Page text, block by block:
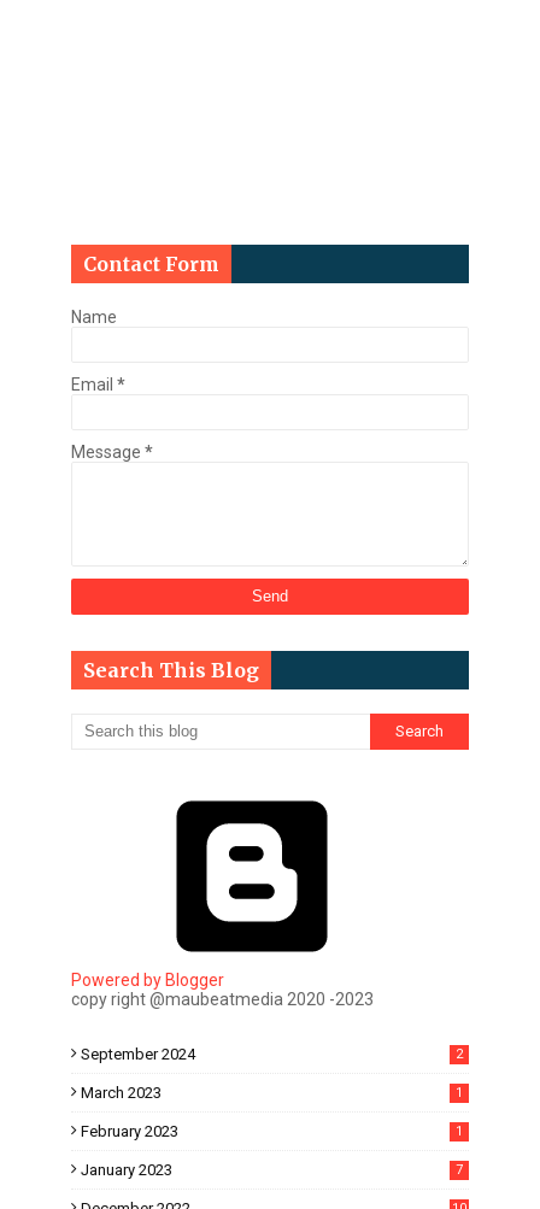
Contact Form
Name
Email *
Message *
Search This Blog
Powered by Blogger
copy right @maubeatmedia 2020 -2023
September 2024 2
March 2023 1
February 2023 1
January 2023 7